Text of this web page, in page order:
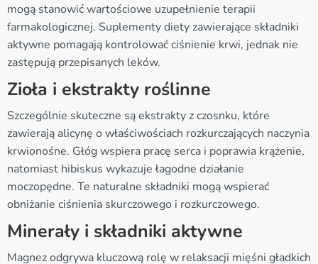
mogą stanowić wartościowe uzupełnienie terapii
farmakologicznej. Suplementy diety zawierające składniki
aktywne pomagają kontrolować ciśnienie krwi, jednak nie
zastępują przepisanych leków.
Zioła i ekstrakty roślinne
Szczególnie skuteczne są ekstrakty z czosnku, które
zawierają alicynę o właściwościach rozkurczających naczynia
krwionośne. Głóg wspiera pracę serca i poprawia krążenie,
natomiast hibiskus wykazuje łagodne działanie
moczopędne. Te naturalne składniki mogą wspierać
obniżanie ciśnienia skurczowego i rozkurczowego.
Minerały i składniki aktywne
Magnez odgrywa kluczową rolę w relaksacji mięśni gładkich